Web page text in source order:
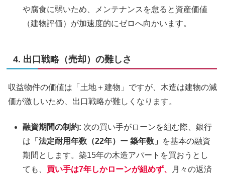
や腐食に弱いため、メンテナンスを怠ると資産価値
（建物評価）が加速度的にゼロへ向かいます。
4. 出口戦略（売却）の難しさ
収益物件の価値は「土地＋建物」ですが、木造は建物の減
価が激しいため、出口戦略が難しくなります。
融資期間の制約: 次の買い手がローンを組む際、銀行
は 「法定耐用年数（22年）ー 築年数」
を基本の融資
期間とします。築15年の木造アパートを買おうとし
ても、 買い手は7年しかローンが組めず、
月々の返済